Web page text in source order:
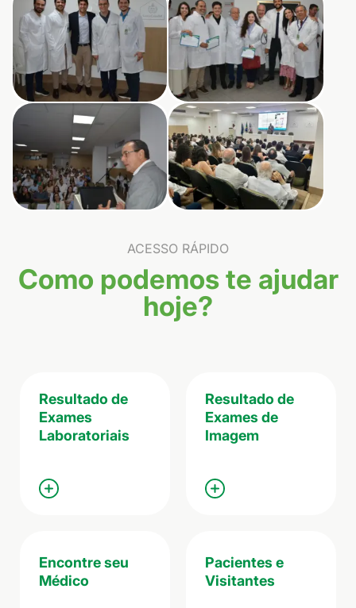
ACESSO RÁPIDO
Como podemos te ajudar
hoje?
Resultado de
Exames
Laboratoriais
Resultado de
Exames de
Imagem
Encontre seu
Médico
Pacientes e
Visitantes